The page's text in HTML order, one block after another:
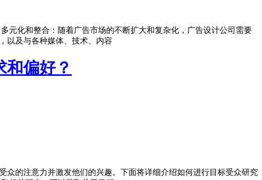
元化和整合：随着广告市场的不断扩大和复杂化，广告设计公司需要
以及与各种媒体、技术、内容
偏好？
的注意力并激发他们的兴趣。下面将详细介绍如何进行目标受众研究